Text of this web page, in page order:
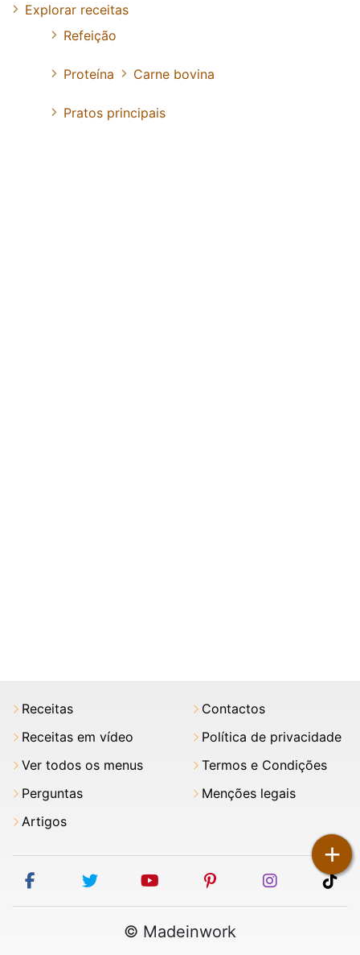
+
Explorar receitas
Refeição
Proteína Carne bovina
Pratos principais
Receitas
Receitas em vídeo
Ver todos os menus
Perguntas
Artigos
Contactos
Política de privacidade
Termos e Condições
Menções legais
facebooktwitter youtubepinterestinstagram
© Madeinwork